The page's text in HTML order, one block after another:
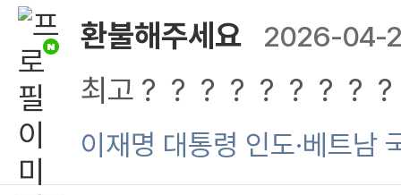
환불해주세요 2026-04-
최고？？？？？？？？
이재명 대통령 인도·베트남